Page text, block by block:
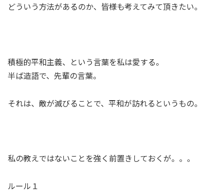
どういう方法があるのか、皆様も考えてみて頂きたい。
積極的平和主義、という言葉を私は愛する。
半ば造語で、先輩の言葉。
それは、敵が滅びることで、平和が訪れるというもの。
私の教えではないことを強く前置きしておくが。。。
ルール１